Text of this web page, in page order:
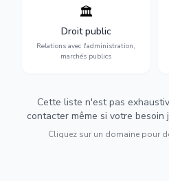
🏛️
Droit public
Relations avec l'administration,
marchés publics
Gestion de vos relations
avec l'administration :
marchés publics,
urbanisme et contentieux.
Cette liste n'est pas
contacter même si votre besoin
Cliquez sur un domaine pour